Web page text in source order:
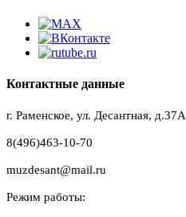
Контактные данные
г. Раменское, ул. Десантная, д.37A
8(496)463-10-70
muzdesant@mail.ru
Режим работы: